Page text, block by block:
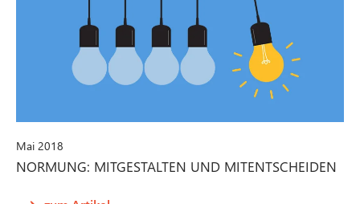
Mai 2018
NORMUNG: MITGESTALTEN UND MITENTSCHEIDEN